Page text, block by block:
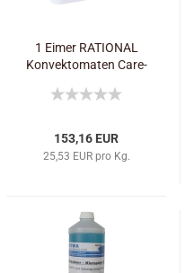
1 Eimer RATIONAL
Konvektomaten Care-
153,16 EUR
25,53 EUR pro Kg.